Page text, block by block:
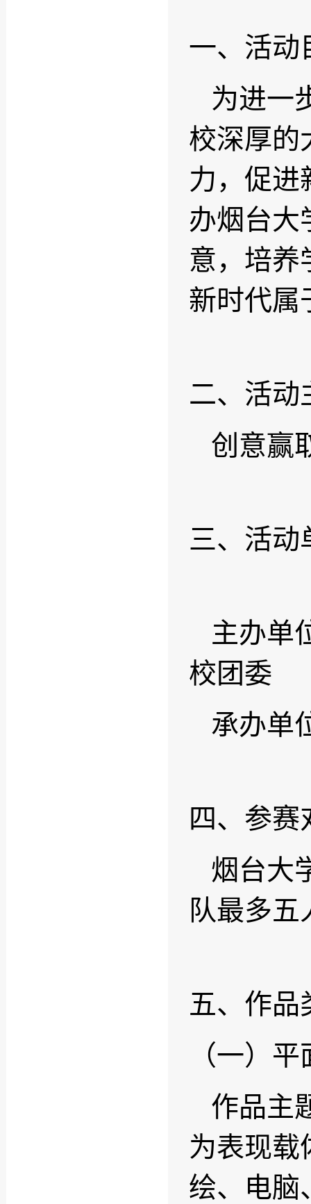
一、活动
为进一
校深厚的
力，促进
办烟台大
意，培养
新时代属
二、活动
创意赢
三、活动
主办单
校团委
承办单
四、参赛
烟台大
队最多
五、作品
（一）
作品主
为表现载
绘、电脑